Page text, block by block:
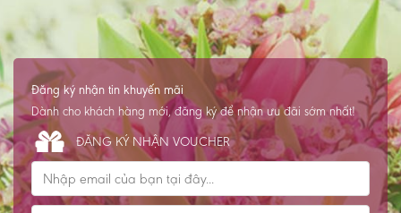
Đăng ký nhận tin khuyến mãi
Dành cho khách hàng mới, đăng ký để nhận ưu đãi sớm nhất!
ĐĂNG KÝ NHẬN VOUCHER